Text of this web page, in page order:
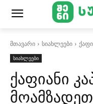
მთავარი სიახლეები
სიახლეები
ქაფიანი